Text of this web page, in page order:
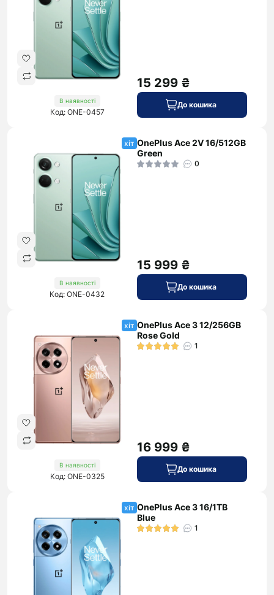
В наявності
Код: ONE-0457
15 299 ₴
До кошика
хіт
В наявності
Код: ONE-0432
OnePlus Ace 2V 16/512GB
Green
0
15 999 ₴
До кошика
хіт
В наявності
Код: ONE-0325
OnePlus Ace 3 12/256GB
Rose Gold
1
16 999 ₴
До кошика
хіт OnePlus Ace 3 16/1TB
Blue
1